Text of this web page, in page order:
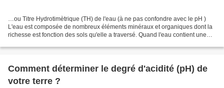
…ou Titre Hydrotimètrique (TH) de l'eau (à ne pas confondre avec le pH )
L'eau est composée de nombreux éléments minéraux et organiques dont la
richesse est fonction des sols qu'elle a traversé. Quand l'eau contient une
Comment déterminer le degré d'acidité (pH) de
votre terre ?